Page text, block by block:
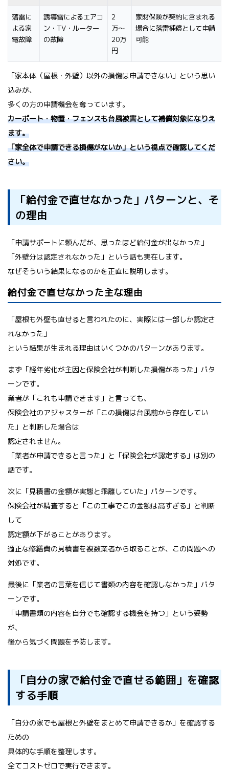
落雷に
よる家
電故障
誘導雷によるエアコ
ン・TV・ルーター
の故障
2
万〜
20万
円
家財保険が契約に含まれる
場合に落雷補償として申請
可能
「家本体（屋根・外壁）以外の損傷は申請できない」という思い
込みが、
多くの方の申請機会を奪っています。
カーポート・物置・フェンスも台風被害として補償対象になりえ
ます。
「家全体で申請できる損傷がないか」という視点で確認してくだ
さい。
「給付金で直せなかった」パターンと、そ
の理由
「申請サポートに頼んだが、思ったほど給付金が出なかった」
「外壁分は認定されなかった」という話も実在します。
なぜそういう結果になるのかを正直に説明します。
給付金で直せなかった主な理由
「屋根も外壁も直せると言われたのに、実際には一部しか認定さ
れなかった」
という結果が生まれる理由はいくつかのパターンがあります。
まず「経年劣化が主因と保険会社が判断した損傷があった」パタ
ーンです。
業者が「これも申請できます」と言っても、
保険会社のアジャスターが「この損傷は台風前から存在してい
た」と判断した場合は
認定されません。
「業者が申請できると言った」と「保険会社が認定する」は別の
話です。
次に「見積書の金額が実態と乖離していた」パターンです。
保険会社が精査すると「この工事でこの金額は高すぎる」と判断
して
認定額が下がることがあります。
適正な修繕費の見積書を複数業者から取ることが、この問題への
対処です。
最後に「業者の言葉を信じて書類の内容を確認しなかった」パタ
ーンです。
「申請書類の内容を自分でも確認する機会を持つ」という姿勢
が、
後から気づく問題を予防します。
「自分の家で給付金で直せる範囲」を確認
する手順
「自分の家でも屋根と外壁をまとめて申請できるか」を確認する
ための
具体的な手順を整理します。
全てコストゼロで実行できます。